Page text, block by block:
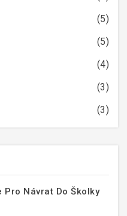
(5)
(5)
(4)
(3)
(3)
Návrat Do Školky